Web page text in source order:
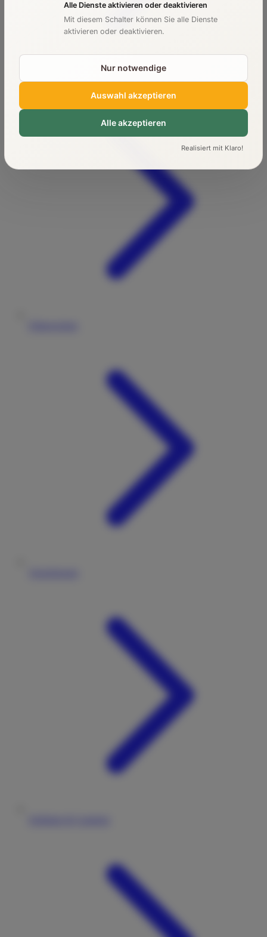
Alle Dienste aktivieren oder deaktivieren
Mit diesem Schalter können Sie alle Dienste
aktivieren oder deaktivieren.
Nur notwendige
Auswahl akzeptieren
Alle akzeptieren
Realisiert mit Klaro!